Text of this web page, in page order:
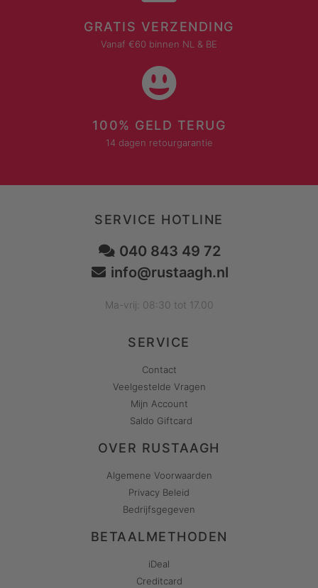
GRATIS VERZENDING
Vanaf €60 binnen NL & BE
100% GELD TERUG
14 dagen retourgarantie
SERVICE HOTLINE
040 843 49 72
info@rustaagh.nl
Ma-vrij: 08:30 tot 17.00
SERVICE
Contact
Veelgestelde Vragen
Mijn Account
Saldo Giftcard
OVER RUSTAAGH
Algemene Voorwaarden
Privacy Beleid
Bedrijfsgegeven
BETAALMETHODEN
iDeal
Creditcard